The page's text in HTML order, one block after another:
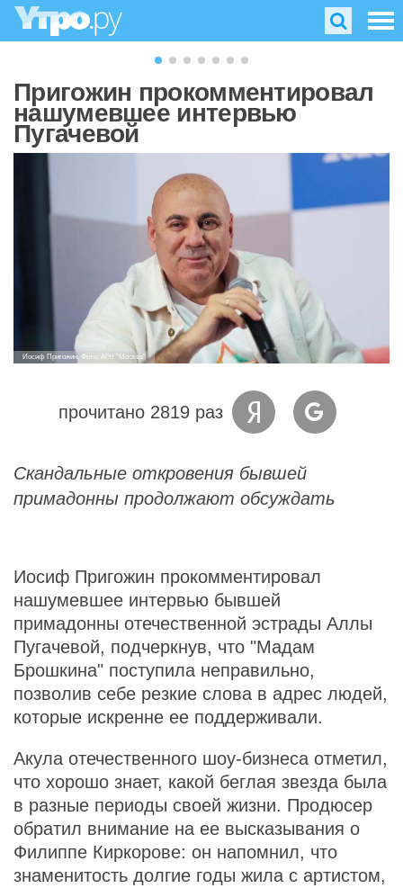
Пригожин прокомментировал
нашумевшее интервью
Пугачевой
Иосиф Пригожин. Фото: АГН "Москва"
прочитано 2819 раз
Скандальные откровения бывшей
примадонны продолжают обсуждать
Иосиф Пригожин прокомментировал
нашумевшее интервью бывшей
примадонны отечественной эстрады Аллы
Пугачевой, подчеркнув, что "Мадам
Брошкина" поступила неправильно,
позволив себе резкие слова в адрес людей,
которые искренне ее поддерживали.
Акула отечественного шоу-бизнеса отметил,
что хорошо знает, какой беглая звезда была
в разные периоды своей жизни. Продюсер
обратил внимание на ее высказывания о
Филиппе Киркорове: он напомнил, что
знаменитость долгие годы жила с артистом,